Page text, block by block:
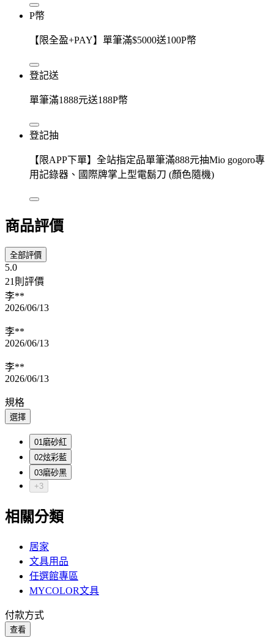
P幣
【限全盈+PAY】單筆滿$5000送100P幣
登記送
單筆滿1888元送188P幣
登記抽
【限APP下單】全站指定品單筆滿888元抽Mio gogoro專
用記錄器、國際牌掌上型電鬍刀 (顏色隨機)
商品評價
全部評價
5.0
21則評價
李**
2026/06/13
李**
2026/06/13
李**
2026/06/13
規格
選擇
01磨砂紅
02炫彩藍
03磨砂黑
+3
相關分類
居家
文具用品
任選館專區
MYCOLOR文具
付款方式
查看